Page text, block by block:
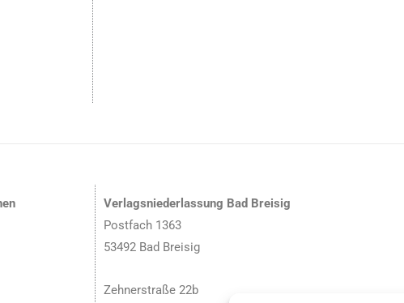
Verlagsniederlassung Bad Breisig
Postfach 1363
53492 Bad Breisig
Zehnerstraße 22b